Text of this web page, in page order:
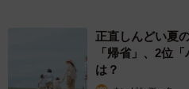
正直しんどい夏
「帰省」、2位
は？